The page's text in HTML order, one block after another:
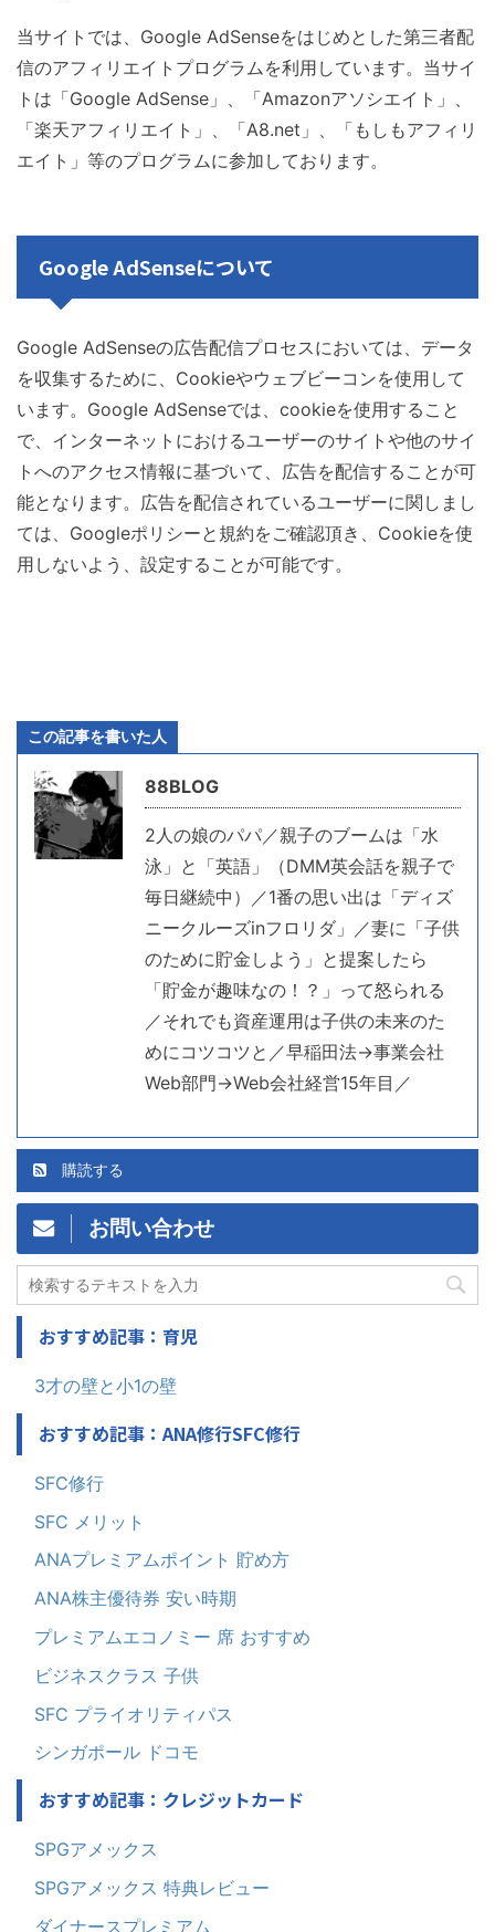
当サイトでは、Google AdSenseをはじめとした第三者配
信のアフィリエイトプログラムを利用しています。当サイ
トは「Google AdSense」、「Amazonアソシエイト」、
「楽天アフィリエイト」、「A8.net」、「もしもアフィリ
エイト」等のプログラムに参加しております。
Google AdSenseについて
Google AdSenseの広告配信プロセスにおいては、データ
を収集するために、Cookieやウェブビーコンを使用して
います。Google AdSenseでは、cookieを使用すること
で、インターネットにおけるユーザーのサイトや他のサイ
トへのアクセス情報に基づいて、広告を配信することが可
能となります。広告を配信されているユーザーに関しまし
ては、Googleポリシーと規約をご確認頂き、Cookieを使
用しないよう、設定することが可能です。
この記事を書いた人
88BLOG
2人の娘のパパ／親子のブームは「水
泳」と「英語」（DMM英会話を親子で
毎日継続中）／1番の思い出は「ディズ
ニークルーズinフロリダ」／妻に「子供
のために貯金しよう」と提案したら
「貯金が趣味なの！？」って怒られる
／それでも資産運用は子供の未来のた
めにコツコツと／早稲田法→事業会社
Web部門→Web会社経営15年目／
購読する
お問い合わせ
おすすめ記事：育児
3才の壁と小1の壁
おすすめ記事：ANA修行SFC修行
SFC修行
SFC メリット
ANAプレミアムポイント 貯め方
ANA株主優待券 安い時期
プレミアムエコノミー 席 おすすめ
ビジネスクラス 子供
SFC プライオリティパス
シンガポール ドコモ
おすすめ記事：クレジットカード
SPGアメックス
SPGアメックス 特典レビュー
ダイナースプレミアム